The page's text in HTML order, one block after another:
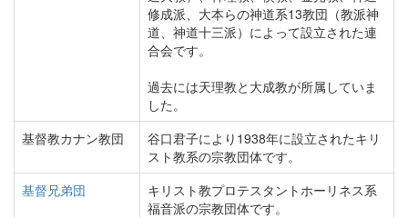
修成派、大本らの神道系13教団（教派神
道、神道十三派）によって設立された連
合会です。
過去には天理教と大成教が所属していま
した。
基督教カナン教団
谷口君子により1938年に設立されたキリ
スト教系の宗教団体です。
基督兄弟団
キリスト教プロテスタントホーリネス系
福音派の宗教団体です。